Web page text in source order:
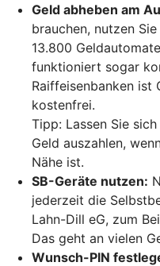
Geld abheben am
brauchen, nutzen
13.800
funktioniert sogar
Raiffeisenbanken ist
kostenfrei.
Tipp: Lassen Sie
Geld auszahlen,
Nähe ist.
SB-Geräte nutzen:
jederzeit die
Lahn-Dill eG, zum
Das geht an vielen
Wunsch-PIN